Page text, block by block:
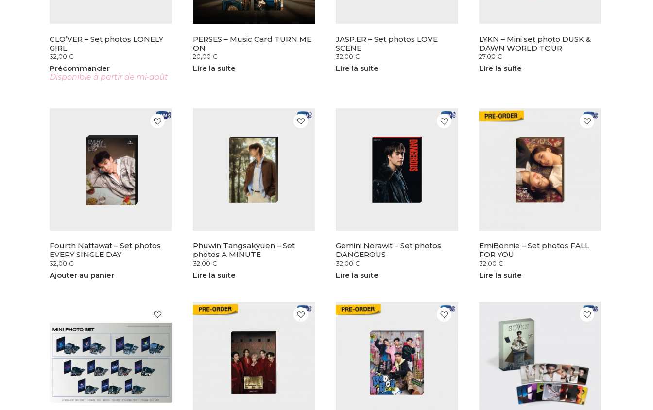
CLO’VER – Set photos LONELY
GIRL
32,00 €
Précommander
Disponible à partir de mi-août
PERSES – Music Card TURN ME
ON
20,00 €
Lire la suite
JASP.ER – Set photos LOVE
SCENE
32,00€
Lire la suite
LYKN – Mini set photo DUSK &
DAWN WORLD TOUR
27,00€
Lire la suite
Fourth Nattawat – Set photos
EVERY SINGLE DAY
32,00 €
Ajouter au panier
Phuwin Tangsakyuen – Set
photos A MINUTE
32,00 €
Lire la suite
Gemini Norawit – Set photos
DANGEROUS
32,00€
Lire la suite
EmiBonnie – Set photos FALL
FOR YOU
32,00€
Lire la suite